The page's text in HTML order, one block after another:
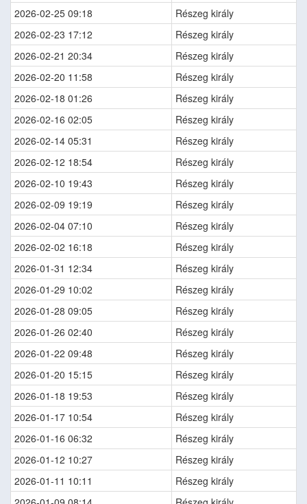
2026-02-25 09:18
Részeg király
2026-02-23 17:12
Részeg király
2026-02-21 20:34
Részeg király
2026-02-20 11:58
Részeg király
2026-02-18 01:26
Részeg király
2026-02-16 02:05
Részeg király
2026-02-14 05:31
Részeg király
2026-02-12 18:54
Részeg király
2026-02-10 19:43
Részeg király
2026-02-09 19:19
Részeg király
2026-02-04 07:10
Részeg király
2026-02-02 16:18
Részeg király
2026-01-31 12:34
Részeg király
2026-01-29 10:02
Részeg király
2026-01-28 09:05
Részeg király
2026-01-26 02:40
Részeg király
2026-01-22 09:48
Részeg király
2026-01-20 15:15
Részeg király
2026-01-18 19:53
Részeg király
2026-01-17 10:54
Részeg király
2026-01-16 06:32
Részeg király
2026-01-12 10:27
Részeg király
2026-01-11 10:11
Részeg király